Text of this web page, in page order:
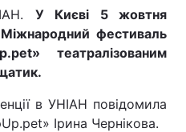
У Києві 5 жовтня
Міжнародний фестиваль
театралізованим
в УНІАН повідомила
Ірина Чернікова.